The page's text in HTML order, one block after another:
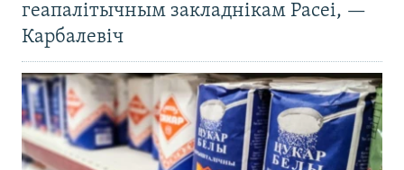
геапалітычным закладнікам Расеі, —
Карбалевіч